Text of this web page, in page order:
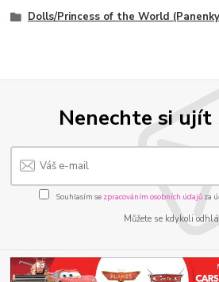
Dolls/Princess of the World
Nenechte si ujít
Souhlasím se zpracováním osobních údajůza
Můžete se kdykoli